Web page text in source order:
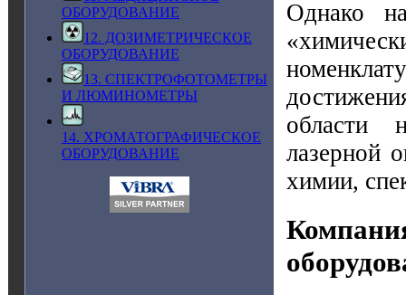
ОБОРУДОВАНИЕ
12. ДОЗИМЕТРИЧЕСКОЕ
ОБОРУДОВАНИЕ
13. СПЕКТРОФОТОМЕТРЫ
И ЛЮМИНОМЕТРЫ
14. ХРОМАТОГРАФИЧЕСКОЕ
ОБОРУДОВАНИЕ
Однако
области
лазерной
химии,